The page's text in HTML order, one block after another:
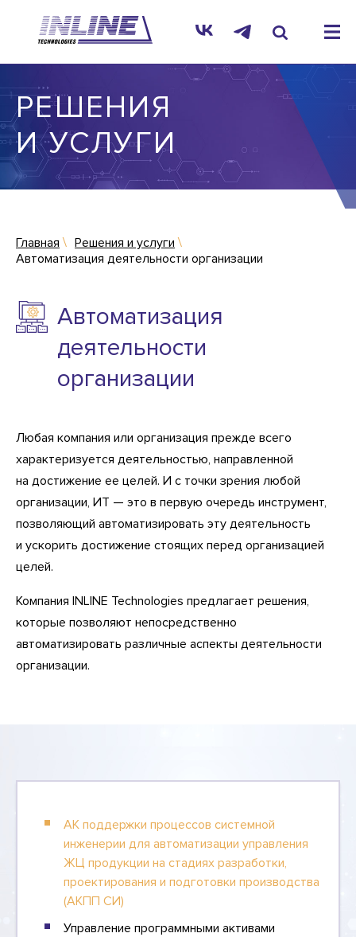
РЕШЕНИЯ
И УСЛУГИ
Главная
Решения и услуги
Автоматизация деятельности организации
Автоматизация
деятельности
организации
Любая компания или организация прежде всего
характеризуется деятельностью, направленной
на достижение ее целей. И с точки зрения любой
организации, ИТ — это в первую очередь инструмент,
позволяющий автоматизировать эту деятельность
и ускорить достижение стоящих перед организацией
целей.
Компания INLINE Technologies предлагает решения,
которые позволяют непосредственно
автоматизировать различные аспекты деятельности
организации.
АК поддержки процессов системной
инженерии для автоматизации управления
ЖЦ продукции на стадиях разработки,
проектирования и подготовки производства
(АКПП СИ)
Управление программными активами